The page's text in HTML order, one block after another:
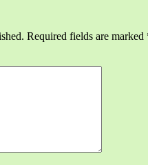
Required fields are marked